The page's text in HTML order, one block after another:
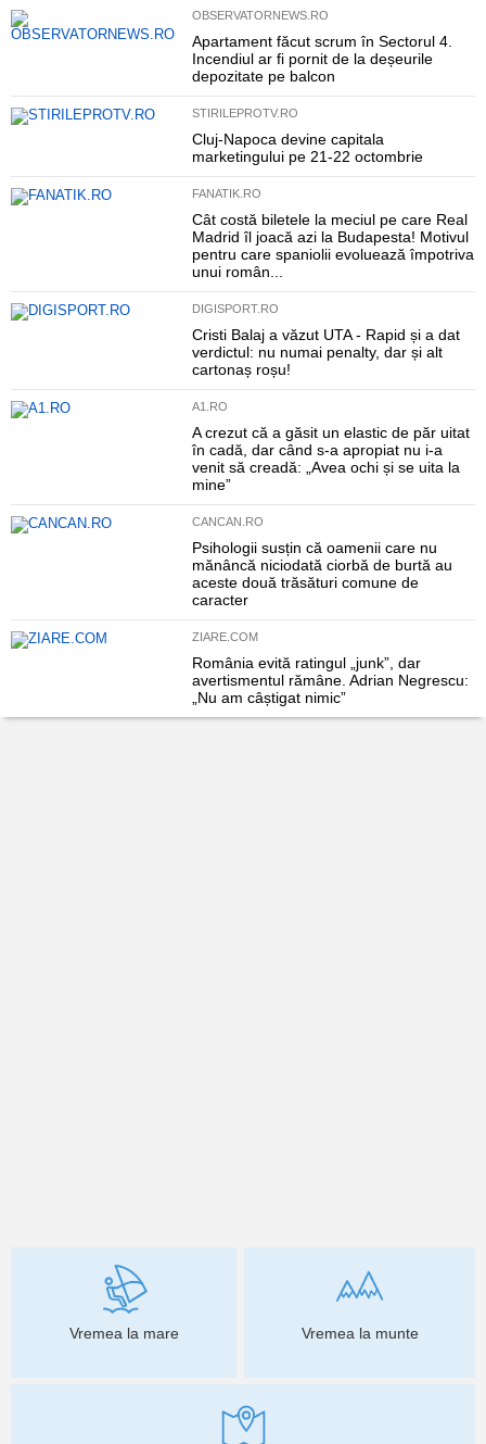
OBSERVATORNEWS.RO
Apartament făcut scrum în Sectorul 4.
Incendiul ar fi pornit de la deșeurile
depozitate pe balcon
STIRILEPROTV.RO
Cluj-Napoca devine capitala
marketingului pe 21-22 octombrie
FANATIK.RO
Cât costă biletele la meciul pe care Real
Madrid îl joacă azi la Budapesta! Motivul
pentru care spaniolii evoluează împotriva
unui român...
DIGISPORT.RO
Cristi Balaj a văzut UTA - Rapid și a dat
verdictul: nu numai penalty, dar și alt
cartonaș roșu!
A1.RO
A crezut că a găsit un elastic de păr uitat
în cadă, dar când s-a apropiat nu i-a
venit să creadă: „Avea ochi și se uita la
mine”
CANCAN.RO
Psihologii susțin că oamenii care nu
mănâncă niciodată ciorbă de burtă au
aceste două trăsături comune de
caracter
ZIARE.COM
România evită ratingul „junk”, dar
avertismentul rămâne. Adrian Negrescu:
„Nu am câștigat nimic”
Vremea la mare Vremea la munte